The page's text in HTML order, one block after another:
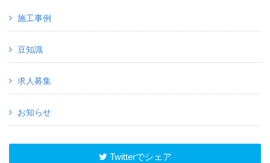
施工事例
豆知識
求人募集
お知らせ
Twitterでシェア